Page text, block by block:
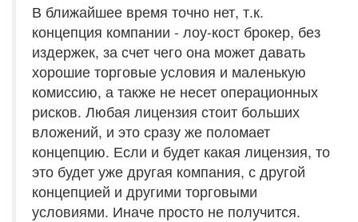
В ближайшее время точно нет, т.к.
концепция компании - лоу-кост брокер, без
издержек, за счет чего она может давать
хорошие торговые условия и маленькую
комиссию, а также не несет операционных
рисков. Любая лицензия стоит больших
вложений, и это сразу же поломает
концепцию. Если и будет какая лицензия, то
это будет уже другая компания, с другой
концепцией и другими торговыми
условиями. Иначе просто не получится.